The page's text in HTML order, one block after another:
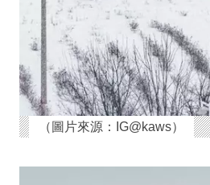
（圖片來源：IG@kaws）